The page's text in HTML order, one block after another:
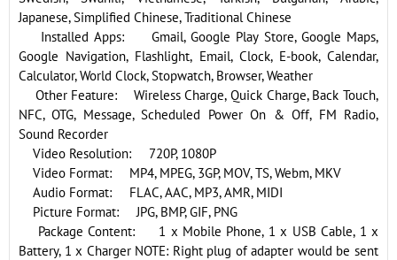
Japanese, Simplified Chinese, Traditional Chinese
Installed Apps: Gmail, Google Play Store, Google Maps,
Google Navigation, Flashlight, Email, Clock, E-book, Calendar,
Calculator, World Clock, Stopwatch, Browser, Weather
Other Feature: Wireless Charge, Quick Charge, Back Touch,
NFC, OTG, Message, Scheduled Power On & Off, FM Radio,
Sound Recorder
Video Resolution: 720P, 1080P
Video Format: MP4, MPEG, 3GP, MOV, TS, Webm, MKV
Audio Format: FLAC, AAC, MP3, AMR, MIDI
Picture Format: JPG, BMP, GIF, PNG
Package Content: 1 x Mobile Phone, 1 x USB Cable, 1 x
Battery, 1 x Charger NOTE: Right plug of adapter would be sent